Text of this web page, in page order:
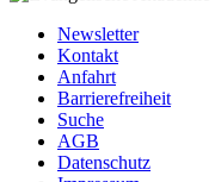
Newsletter
Kontakt
Anfahrt
Barrierefreiheit
Suche
AGB
Datenschutz